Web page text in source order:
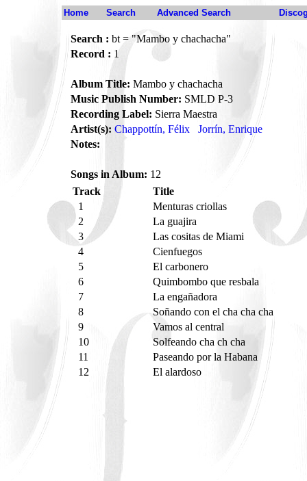
Home Search Advanced Search
Search : bt = "Mambo y chachacha"
Record : 1
Album Title: Mambo y chachacha
Music Publish Number: SMLD P-3
Recording Label: Sierra Maestra
Artist(s): Chappottín, Félix
Jorrín, Enrique
Notes:
Songs in Album: 12
Track
Title
1
Menturas criollas
2
La guajira
3
Las cositas de Miami
4
Cienfuegos
5
El carbonero
6
Quimbombo que resbala
7
La engañadora
8
Soñando con el cha cha cha
9
Vamos al central
10
Solfeando cha ch cha
11
Paseando por la Habana
12
El alardoso